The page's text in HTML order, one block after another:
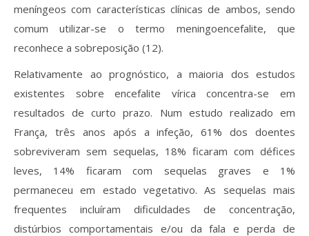
meníngeos com características clínicas de ambos, sendo
comum utilizar-se o termo meningoencefalite, que
reconhece a sobreposição (12).
Relativamente ao prognóstico, a maioria dos estudos
existentes sobre encefalite vírica concentra-se em
resultados de curto prazo. Num estudo realizado em
França, três anos após a infeção, 61% dos doentes
sobreviveram sem sequelas, 18% ficaram com défices
leves, 14% ficaram com sequelas graves e 1%
permaneceu em estado vegetativo. As sequelas mais
frequentes incluíram dificuldades de concentração,
distúrbios comportamentais e/ou da fala e perda de